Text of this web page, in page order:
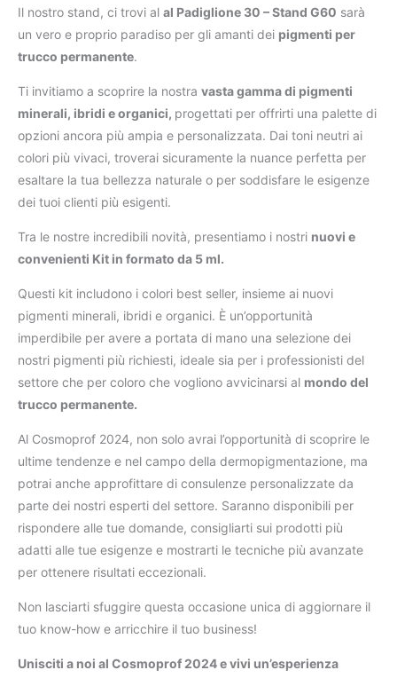
Il nostro stand, ci trovi al al Padiglione 30 – Stand G60 sarà
un vero e proprio paradiso per gli amanti dei pigmenti per
trucco permanente.
Ti invitiamo a scoprire la nostra vasta gamma di pigmenti
minerali, ibridi e organici, progettati per offrirti una palette di
opzioni ancora più ampia e personalizzata. Dai toni neutri ai
colori più vivaci, troverai sicuramente la nuance perfetta per
esaltare la tua bellezza naturale o per soddisfare le esigenze
dei tuoi clienti più esigenti.
Tra le nostre incredibili novità, presentiamo i nostri nuovi e
convenienti Kit in formato da 5 ml.
Questi kit includono i colori best seller, insieme ai nuovi
pigmenti minerali, ibridi e organici. È un’opportunità
imperdibile per avere a portata di mano una selezione dei
nostri pigmenti più richiesti, ideale sia per i professionisti del
settore che per coloro che vogliono avvicinarsi al mondo del
trucco permanente.
Al Cosmoprof 2024, non solo avrai l’opportunità di scoprire le
ultime tendenze e nel campo della dermopigmentazione, ma
potrai anche approfittare di consulenze personalizzate da
parte dei nostri esperti del settore. Saranno disponibili per
rispondere alle tue domande, consigliarti sui prodotti più
adatti alle tue esigenze e mostrarti le tecniche più avanzate
per ottenere risultati eccezionali.
Non lasciarti sfuggire questa occasione unica di aggiornare il
tuo know-how e arricchire il tuo business!
Unisciti a noi al Cosmoprof 2024 e vivi un’esperienza